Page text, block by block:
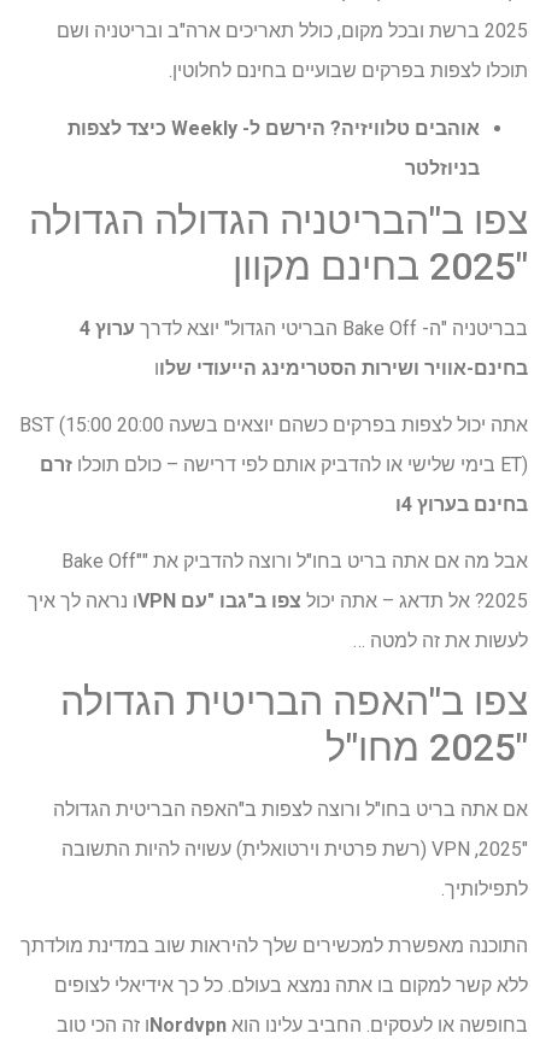
2025 ברשת ובכל מקום, כולל תאריכים ארה"ב ובריטניה ושם
תוכלו לצפות בפרקים שבועיים בחינם לחלוטין.
אוהבים טלוויזיה?
הירשם ל- Weekly כיצד לצפות
בניוזלטר
צפו ב"הבריטניה הגדולה הגדולה
"2025 בחינם מקוון
בבריטניה "ה- Bake Off הבריטי הגדול" יוצא לדרך
ערוץ 4
בחינם-אוויר ושירות הסטרימינג הייעודי שלוו
אתה יכול לצפות בפרקים כשהם יוצאים בשעה 20:00 BST (15:00
ET) בימי שלישי או להדביק אותם לפי דרישה – כולם תוכלו
זרם
בחינם בערוץ 4
ו
אבל מה אם אתה בריט בחו"ל ורוצה להדביק את "Bake Off"
2025? אל תדאג – אתה יכול
צפו ב"גבו "עם VPN
ו נראה לך איך
לעשות את זה למטה …
צפו ב"האפה הבריטית הגדולה
"2025 מחו"ל
אם אתה בריט בחו"ל ורוצה לצפות ב"האפה הבריטית הגדולה
"2025, VPN (רשת פרטית וירטואלית) עשויה להיות התשובה
לתפילותיך.
התוכנה מאפשרת למכשירים שלך להיראות שוב במדינת מולדתך
ללא קשר למקום בו אתה נמצא בעולם. כל כך אידיאלי לצופים
בחופשה או לעסקים. החביב עלינו הוא Nordvpn ו זה הכי טוב